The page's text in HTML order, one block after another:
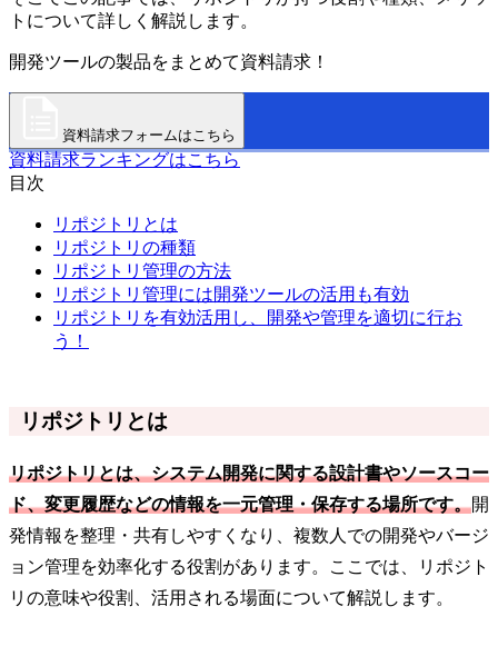
トについて詳しく解説します。
開発ツールの製品をまとめて資料請求！
資料請求フォームはこちら
資料請求ランキングはこちら
目次
リポジトリとは
リポジトリの種類
リポジトリ管理の方法
リポジトリ管理には開発ツールの活用も有効
リポジトリを有効活用し、開発や管理を適切に行お
う！
リポジトリとは
リポジトリとは、システム開発に関する設計書やソースコー
ド、変更履歴などの情報を一元管理・保存する場所です。開
発情報を整理・共有しやすくなり、複数人での開発やバージ
ョン管理を効率化する役割があります。ここでは、リポジト
リの意味や役割、活用される場面について解説します。